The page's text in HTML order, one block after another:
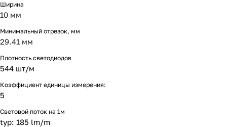
Ширина
10 мм
Минимальный отрезок, мм
29.41 мм
Плотность светодиодов
544 шт/м
Коэффициент единицы измерения:
5
Световой поток на 1м
typ: 185 lm/m